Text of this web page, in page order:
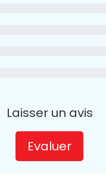
Laisser un avis
Evaluer